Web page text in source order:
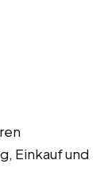
Einkauf und